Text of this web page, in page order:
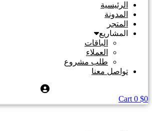
الرئيسية
المدونة
المتجر
المشاريع
الباقات
العملاء
طلب مشروع
تواصل معنا
$0
0
Cart